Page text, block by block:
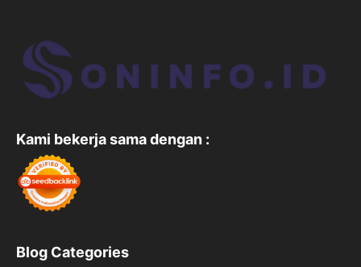
Kami bekerja sama dengan :
Blog Categories